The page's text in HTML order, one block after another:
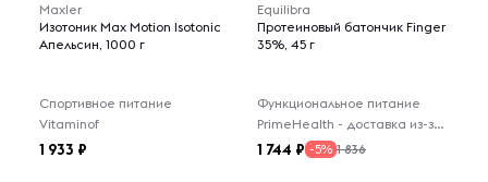
Maxler
Изотоник Max Motion Isotonic
Апельсин, 1000 г
Спортивное питание
Vitaminof
1 933
Equilibra
Протеиновый батончик Finger
35%, 45 г
Функциональное питание
PrimeHealth - доставка из-за рубежа
1 744 -5% 1 836